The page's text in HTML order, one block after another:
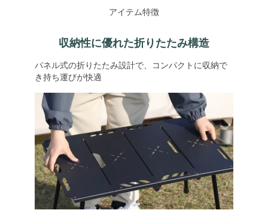
アイテム特徴
収納性に優れた折りたたみ構造
パネル式の折りたたみ設計で、コンパクトに収納で
き持ち運びが快適